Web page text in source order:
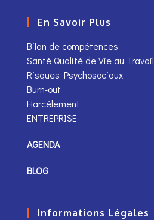
En Savoir Plus
Bilan de compétences
Santé Qualité de Vie au Travail
Risques Psychosociaux
Burn-out
Harcèlement
ENTREPRISE
AGENDA
BLOG
Informations Légales